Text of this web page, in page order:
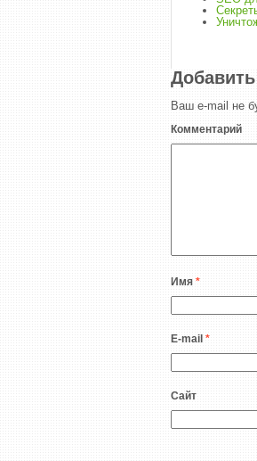
Ваш e-mail не
Комментарий
Имя *
E-mail *
Сайт